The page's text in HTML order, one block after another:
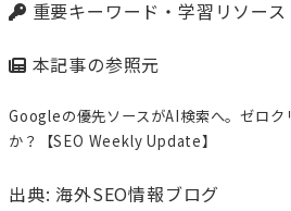
重要キーワード・学習リソース
本記事の参照元
Googleの優先ソースがAI検索へ。ゼロク
か？【SEO Weekly Update】
出典: 海外SEO情報ブログ